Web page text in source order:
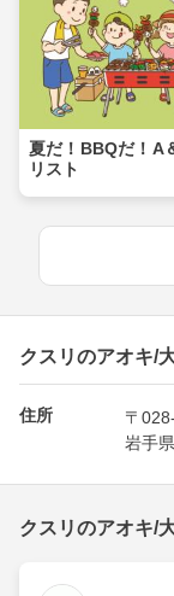
夏だ！BBQだ！A
リスト
クスリのアオキ/
住所
〒
岩手
クスリのアオキ/